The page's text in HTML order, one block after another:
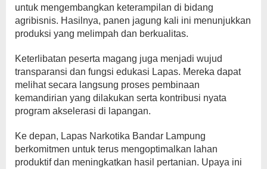
untuk mengembangkan keterampilan di bidang
agribisnis. Hasilnya, panen jagung kali ini menunjukkan
produksi yang melimpah dan berkualitas.
Keterlibatan peserta magang juga menjadi wujud
transparansi dan fungsi edukasi Lapas. Mereka dapat
melihat secara langsung proses pembinaan
kemandirian yang dilakukan serta kontribusi nyata
program akselerasi di lapangan.
Ke depan, Lapas Narkotika Bandar Lampung
berkomitmen untuk terus mengoptimalkan lahan
produktif dan meningkatkan hasil pertanian. Upaya ini